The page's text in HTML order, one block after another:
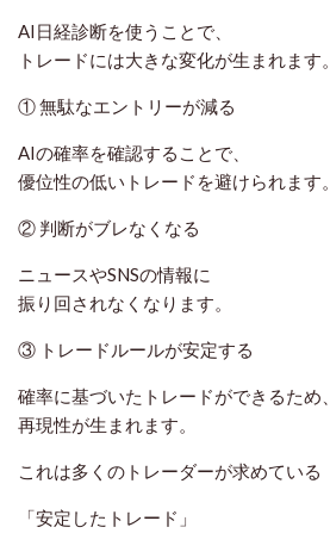
AI日経診断を使うことで、
トレードには大きな変化が生まれます。
① 無駄なエントリーが減る
AIの確率を確認することで、
優位性の低いトレードを避けられます。
② 判断がブレなくなる
ニュースやSNSの情報に
振り回されなくなります。
③ トレードルールが安定する
確率に基づいたトレードができるため、
再現性が生まれます。
これは多くのトレーダーが求めている
「安定したトレード」